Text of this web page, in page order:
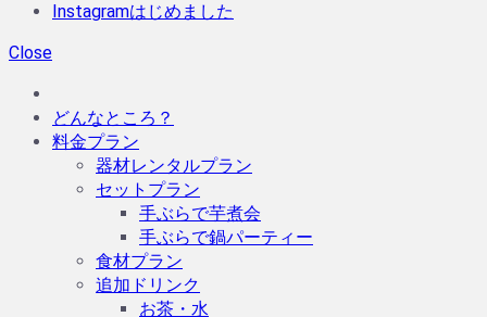
Instagramはじめました
Close
どんなところ？
料金プラン
器材レンタルプラン
セットプラン
手ぶらで芋煮会
手ぶらで鍋パーティー
食材プラン
追加ドリンク
お茶・水